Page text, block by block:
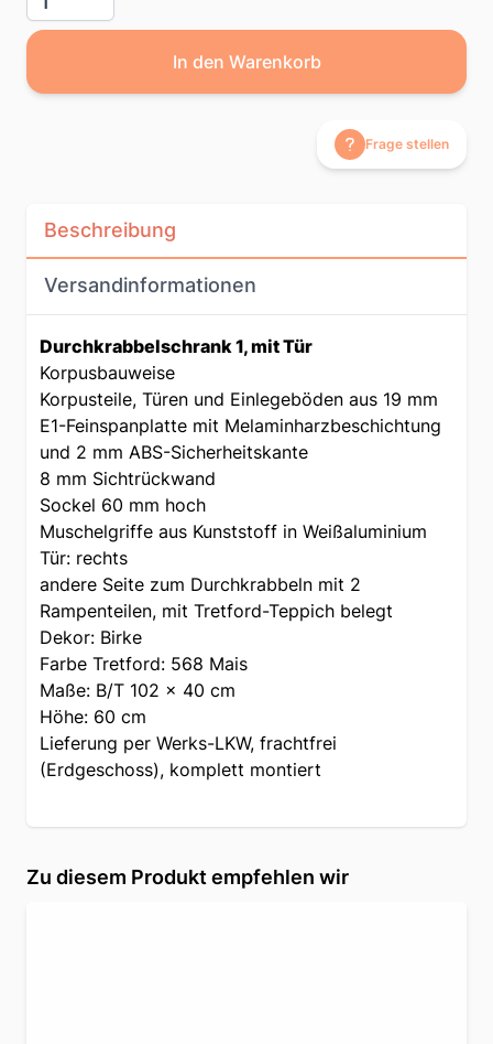
In den Warenkorb
Frage stellen
Beschreibung
Versandinformationen
Durchkrabbelschrank 1, mit Tür
Korpusbauweise
Korpusteile, Türen und Einlegeböden aus 19 mm
E1-Feinspanplatte mit Melaminharzbeschichtung
und 2 mm ABS-Sicherheitskante
8 mm Sichtrückwand
Sockel 60 mm hoch
Muschelgriffe aus Kunststoff in Weißaluminium
Tür: rechts
andere Seite zum Durchkrabbeln mit 2
Rampenteilen, mit Tretford-Teppich belegt
Dekor: Birke
Farbe Tretford: 568 Mais
Maße: B/T 102 x 40 cm
Höhe: 60 cm
Lieferung per Werks-LKW, frachtfrei
(Erdgeschoss), komplett montiert
Zu diesem Produkt empfehlen wir